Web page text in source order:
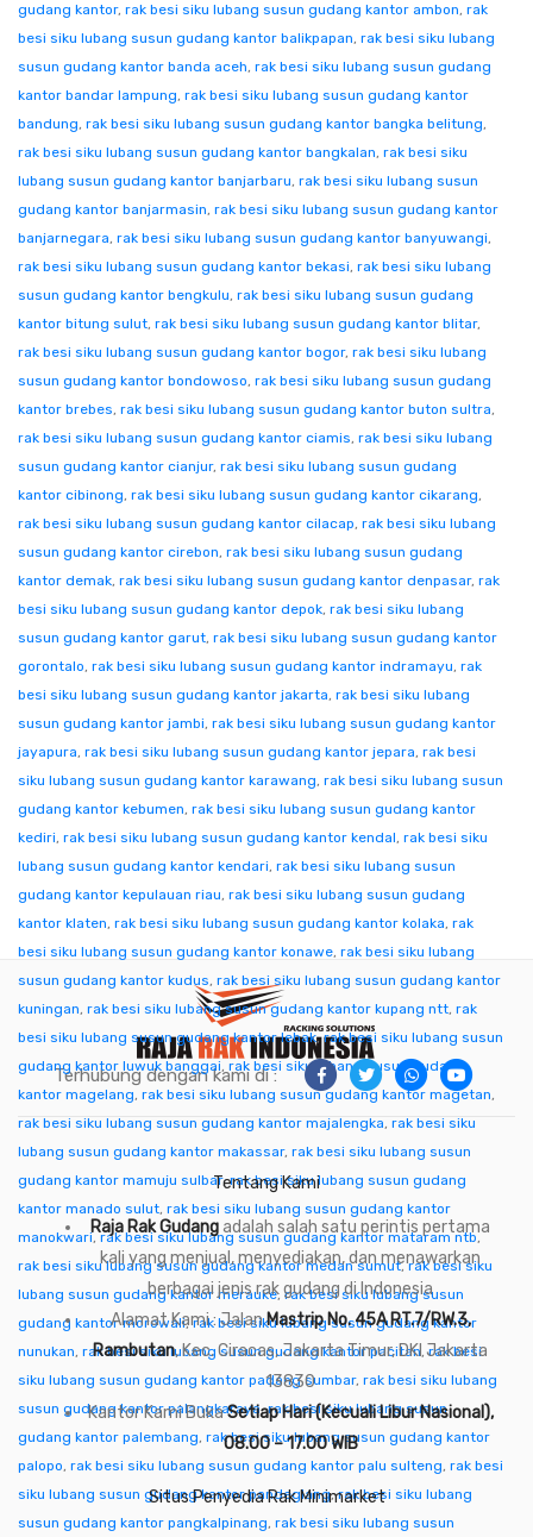
gudang kantor, rak besi siku lubang susun gudang kantor ambon, rak
besi siku lubang susun gudang kantor balikpapan, rak besi siku lubang
susun gudang kantor banda aceh, rak besi siku lubang susun gudang
kantor bandar lampung, rak besi siku lubang susun gudang kantor
bandung, rak besi siku lubang susun gudang kantor bangka belitung,
rak besi siku lubang susun gudang kantor bangkalan, rak besi siku
lubang susun gudang kantor banjarbaru, rak besi siku lubang susun
gudang kantor banjarmasin, rak besi siku lubang susun gudang kantor
banjarnegara, rak besi siku lubang susun gudang kantor banyuwangi,
rak besi siku lubang susun gudang kantor bekasi, rak besi siku lubang
susun gudang kantor bengkulu, rak besi siku lubang susun gudang
kantor bitung sulut, rak besi siku lubang susun gudang kantor blitar,
rak besi siku lubang susun gudang kantor bogor, rak besi siku lubang
susun gudang kantor bondowoso, rak besi siku lubang susun gudang
kantor brebes, rak besi siku lubang susun gudang kantor buton sultra,
rak besi siku lubang susun gudang kantor ciamis, rak besi siku lubang
susun gudang kantor cianjur, rak besi siku lubang susun gudang
kantor cibinong, rak besi siku lubang susun gudang kantor cikarang,
rak besi siku lubang susun gudang kantor cilacap, rak besi siku lubang
susun gudang kantor cirebon, rak besi siku lubang susun gudang
kantor demak, rak besi siku lubang susun gudang kantor denpasar, rak
besi siku lubang susun gudang kantor depok, rak besi siku lubang
susun gudang kantor garut, rak besi siku lubang susun gudang kantor
gorontalo, rak besi siku lubang susun gudang kantor indramayu, rak
besi siku lubang susun gudang kantor jakarta, rak besi siku lubang
susun gudang kantor jambi, rak besi siku lubang susun gudang kantor
jayapura, rak besi siku lubang susun gudang kantor jepara, rak besi
siku lubang susun gudang kantor karawang, rak besi siku lubang susun
gudang kantor kebumen, rak besi siku lubang susun gudang kantor
kediri, rak besi siku lubang susun gudang kantor kendal, rak besi siku
lubang susun gudang kantor kendari, rak besi siku lubang susun
gudang kantor kepulauan riau, rak besi siku lubang susun gudang
kantor klaten, rak besi siku lubang susun gudang kantor kolaka, rak
besi siku lubang susun gudang kantor konawe, rak besi siku lubang
susun gudang kantor kudus, rak besi siku lubang susun gudang kantor
kuningan, rak besi siku lubang susun gudang kantor kupang ntt, rak
besi siku lubang susun gudang kantor lebak,rak besi siku lubang susun
gudang kantor luwuk banggai, rak besi siku lubang susun gudang
kantor magelang, rak besi siku lubang susun gudang kantor magetan,
rak besi siku lubang susun gudang kantor majalengka, rak besi siku
lubang susun gudang kantor makassar, rak besi siku lubang susun
gudang kantor mamuju sulbar,rak besi siku lubang susun gudang
kantor manado sulut, rak besi siku lubang susun gudang kantor
manokwari,rak besi siku lubang susun gudang kantor mataram ntb,
rak besi siku lubang susun gudang kantor medan sumut,rak besi siku
lubang susun gudang kantor merauke,rak besi siku lubang susun
gudang kantor morowali,rak besi siku lubang susun gudang kantor
nunukan, rak besi siku lubang susun gudang kantor pacitan,rak besi
siku lubang susun gudang kantor padang sumbar, rak besi siku lubang
susun gudang kantor palangkaraya,rak besi siku lubang susun
gudang kantor palembang, rak besi siku lubang susun gudang kantor
palopo, rak besi siku lubang susun gudang kantor palu sulteng, rak besi
siku lubang susun gudang kantor pandeglang,rak besi siku lubang
susun gudang kantor pangkalpinang, rak besi siku lubang susun
Terhubung dengan kami di :
Tentang Kami
Raja Rak Gudangadalah salah satu perintis pertama
kali yang menjual, menyediakan, dan menawarkan
berbagai jenis rak gudang di Indonesia
Alamat Kami : JalanMastrip No. 45A RT.7/RW.3,
Rambutan, Kec. Ciracas, Jakarta Timur, DKI Jakarta
13830
Kantor Kami BukaSetiap Hari (Kecuali Libur Nasional),
08.00 – 17.00 WIB
Situs Penyedia Rak Minimarket